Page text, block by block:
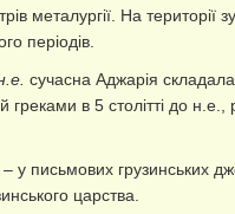
металургії. На території
періодів.
сучасна Аджарія складала
греками в 5 столітті до
– у письмових грузинських
царства.